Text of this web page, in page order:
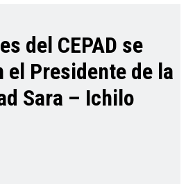
del CEPAD se
el Presidente de la
Sara – Ichilo